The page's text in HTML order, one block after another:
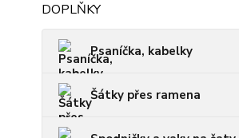
DOPLŇKY
Psaníčka, kabelky
Šátky přes ramena